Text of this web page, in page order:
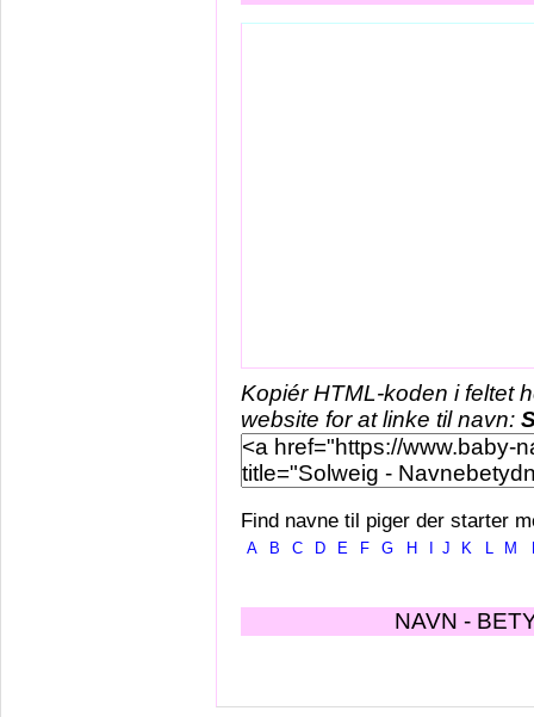
Kopiér HTML-koden i feltet
website for at linke til navn:
Find navne til piger der starter
A B C D E F G H J K L M
NAVN -